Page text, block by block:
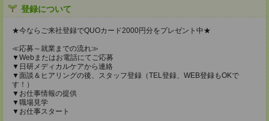
登録について
★今ならご来社登録でQUOカード2000円分をプレゼント中★
≪応募～就業までの流れ≫
▼Webまたはお電話にてご応募
▼日研メディカルケアから連絡
▼面談＆ヒアリングの後、スタッフ登録（TEL登録、WEB登録もOKで
す！）
▼お仕事情報の提供
▼職場見学
▼お仕事スタート